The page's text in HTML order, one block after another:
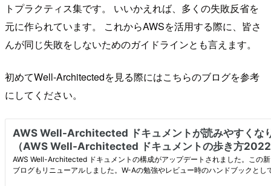
トプラクティス集です。 いいかえれば、多くの失敗反省を
元に作られています。 これからAWSを活用する際に、皆さ
んが同じ失敗をしないためのガイドラインとも言えます。
初めてWell-Architectedを見る際にはこちらのブログを参考
にしてください。